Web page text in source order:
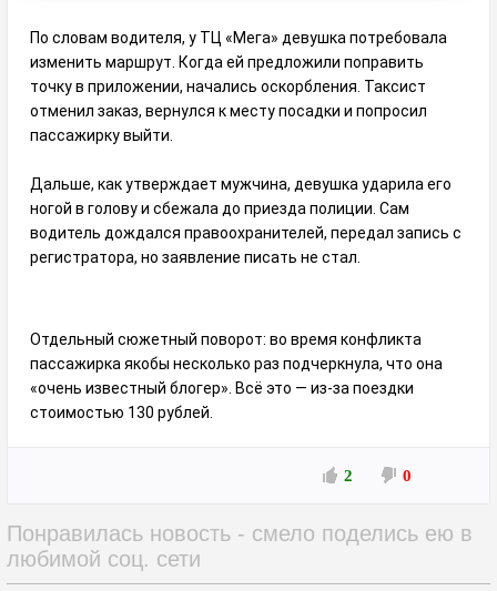
По словам водителя, у ТЦ «Мега» девушка потребовала
изменить маршрут. Когда ей предложили поправить
точку в приложении, начались оскорбления. Таксист
отменил заказ, вернулся к месту посадки и попросил
пассажирку выйти.
Дальше, как утверждает мужчина, девушка ударила его
ногой в голову и сбежала до приезда полиции. Сам
водитель дождался правоохранителей, передал запись с
регистратора, но заявление писать не стал.
Отдельный сюжетный поворот: во время конфликта
пассажирка якобы несколько раз подчеркнула, что она
«очень известный блогер». Всё это — из-за поездки
стоимостью 130 рублей.
2 0
Понравилась новость - смело поделись ею в
любимой соц. сети